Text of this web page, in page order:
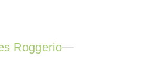
Roggerio